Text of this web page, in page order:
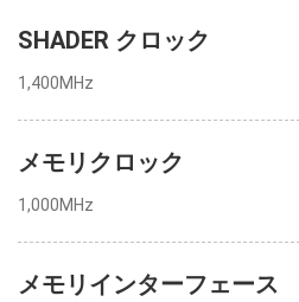
SHADER クロック
1,400MHz
メモリクロック
1,000MHz
メモリインターフェース